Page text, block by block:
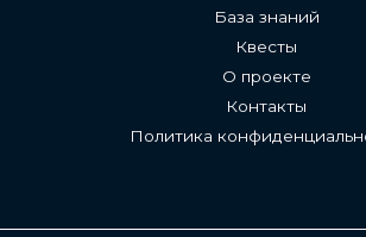
База знаний
Квесты
О проекте
Контакты
Политика